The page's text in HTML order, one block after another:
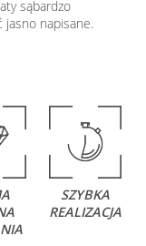
sąbardzo
jasno napisane.
SZYBKA
REALIZACJA